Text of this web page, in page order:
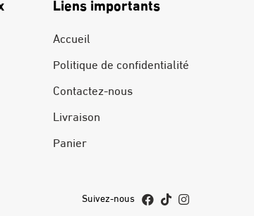
Accueil
Politique de confidentialité
Contactez-nous
Livraison
Panier
Suivez-nous